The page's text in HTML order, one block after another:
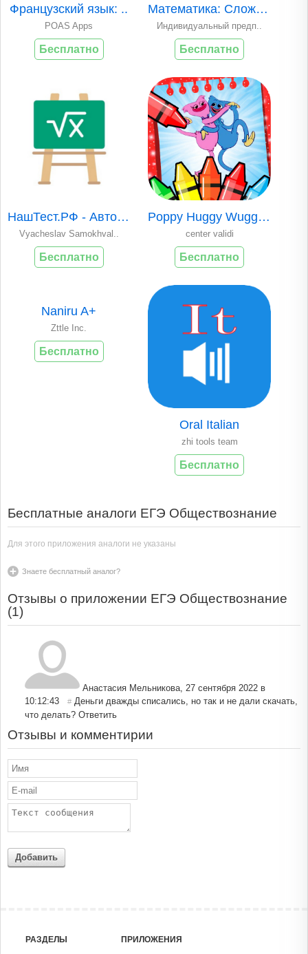
Французский язык: ..
POAS Apps
Бесплатно
Математика: Сложен..
Индивидуальный предп..
Бесплатно
НашТест.РФ - Автом..
Vyacheslav Samokhval..
Бесплатно
Poppy Huggy Wuggy ..
center validi
Бесплатно
Naniru A+
Zttle Inc.
Бесплатно
Oral Italian
zhi tools team
Бесплатно
Бесплатные аналоги ЕГЭ Обществознание
Для этого приложения аналоги не указаны
Знаете бесплатный аналог?
Отзывы о приложении ЕГЭ Обществознание
(1)
Анастасия Мельникова, 27 сентября 2022 в
10:12:43
# Деньги дважды списались, но так и не дали скачать,
что делать? Ответить
Отзывы и комментирии
Добавить
РАЗДЕЛЫ ПРИЛОЖЕНИЯ